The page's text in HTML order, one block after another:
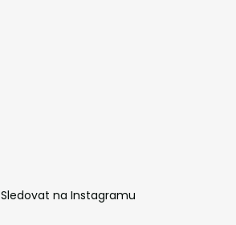
Sledovat na Instagramu